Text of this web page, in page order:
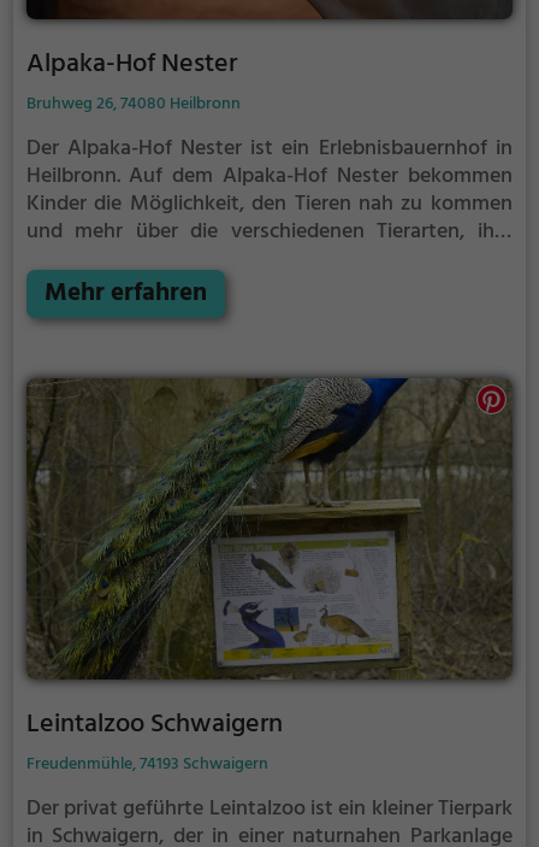
Alpaka-Hof Nester
Bruhweg 26, 74080 Heilbronn
Der Alpaka-Hof Nester ist ein Erlebnisbauernhof in
Heilbronn. Auf dem Alpaka-Hof Nester bekommen
Kinder die Möglichkeit, den Tieren nah zu kommen
und mehr über die verschiedenen Tierarten, ihre
lernen.
Mehr erfahren
Leintalzoo Schwaigern
Freudenmühle, 74193 Schwaigern
Der privat geführte Leintalzoo ist ein kleiner Tierpark
in Schwaigern, der in einer naturnahen Parkanlage